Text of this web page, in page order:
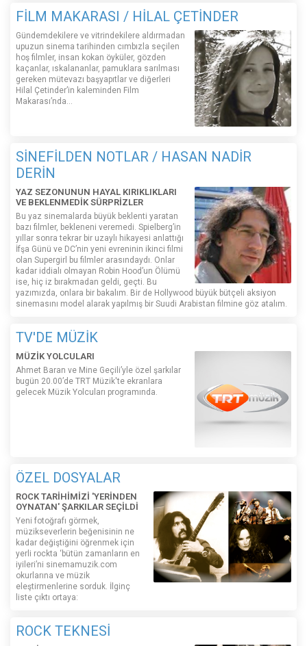
FİLM MAKARASI / HİLAL ÇETİNDER
Gündemdekilere ve vitrindekilere aldırmadan
upuzun sinema tarihinden cımbızla seçilen
hoş filmler, insan kokan öyküler, gözden
kaçanlar, ıskalananlar, pamuklara sarılması
gereken mütevazı başyapıtlar ve diğerleri
Hilal Çetinder’in kaleminden Film
Makarası’nda…
SİNEFİLDEN NOTLAR / HASAN NADİR
DERİN
YAZ SEZONUNUN HAYAL KIRIKLIKLARI
VE BEKLENMEDİK SÜRPRİZLER
Bu yaz sinemalarda büyük beklenti yaratan
bazı filmler, bekleneni veremedi. Spielberg’in
yıllar sonra tekrar bir uzaylı hikayesi anlattığı
İfşa Günü ve DC’nin yeni evreninin ikinci filmi
olan Supergirl bu filmler arasındaydı. Onlar
kadar iddialı olmayan Robin Hood’un Ölümü
ise, hiç iz bırakmadan geldi, geçti. Bu
yazımızda, onlara bir bakalım. Bir de Hollywood büyük bütçeli aksiyon
sinemasını model alarak yapılmış bir Suudi Arabistan filmine göz atalım.
TV'DE MÜZİK
MÜZİK YOLCULARI
Ahmet Baran ve Mine Geçili’yle özel şarkılar
bugün 20.00’de TRT Müzik'te ekranlara
gelecek Müzik Yolcuları programında.
ÖZEL DOSYALAR
ROCK TARİHİMİZİ 'YERİNDEN
OYNATAN' ŞARKILAR SEÇİLDİ
Yeni fotoğrafı görmek,
müzikseverlerin beğenisinin ne
kadar değiştiğini öğrenmek için
yerli rockta ‘bütün zamanların en
iyileri’ni sinemamuzik.com
okurlarına ve müzik
eleştirmenlerine sorduk. İlginç
liste çıktı ortaya:
ROCK TEKNESİ